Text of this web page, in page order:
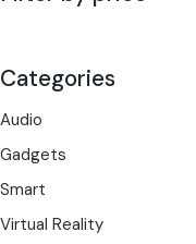
Categories
Audio
Gadgets
Smart
Virtual Reality